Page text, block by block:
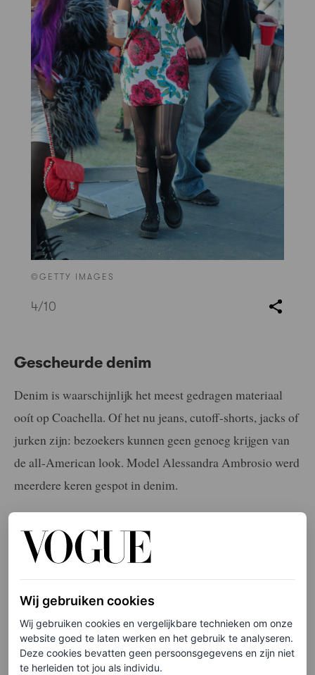
©GETTY IMAGES
4/10
Gescheurde denim
Denim is waarschijnlijk het meest gedragen materiaal
ooít op Coachella. Of het nu jeans, cutoff-shorts, jacks of
jurken zijn: bezoekers kunnen geen genoeg krijgen van
de all-American look. Model Alessandra Ambrosio werd
meerdere keren gespot in denim.
Wij gebruiken cookies
Wij gebruiken cookies en vergelijkbare technieken om onze
website goed te laten werken en het gebruik te analyseren.
Deze cookies bevatten geen persoonsgegevens en zijn niet
te herleiden tot jou als individu.